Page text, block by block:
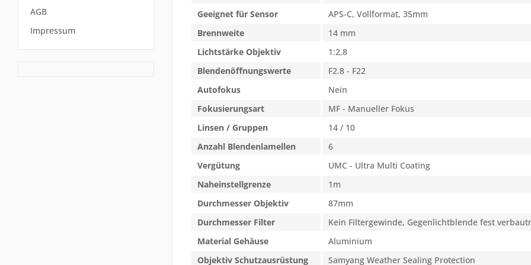
AGB
Impressum
Geeignet für Sensor
APS-C, Vollformat, 35mm
Brennweite
14 mm
Lichtstärke Objektiv
1:2,8
Blendenöffnungswerte
F2.8 - F22
Autofokus
Nein
Fokusierungsart
MF - Manueller Fokus
Linsen / Gruppen
14 / 10
Anzahl Blendenlamellen
6
Vergütung
UMC - Ultra Multi Coating
Naheinstellgrenze
1m
Durchmesser Objektiv
87mm
Durchmesser Filter
Kein Filtergewinde, Gegenlichtblende fest
Material Gehäuse
Aluminium
Objektiv Schutzausrüstung
Samyang Weather Sealing Protection